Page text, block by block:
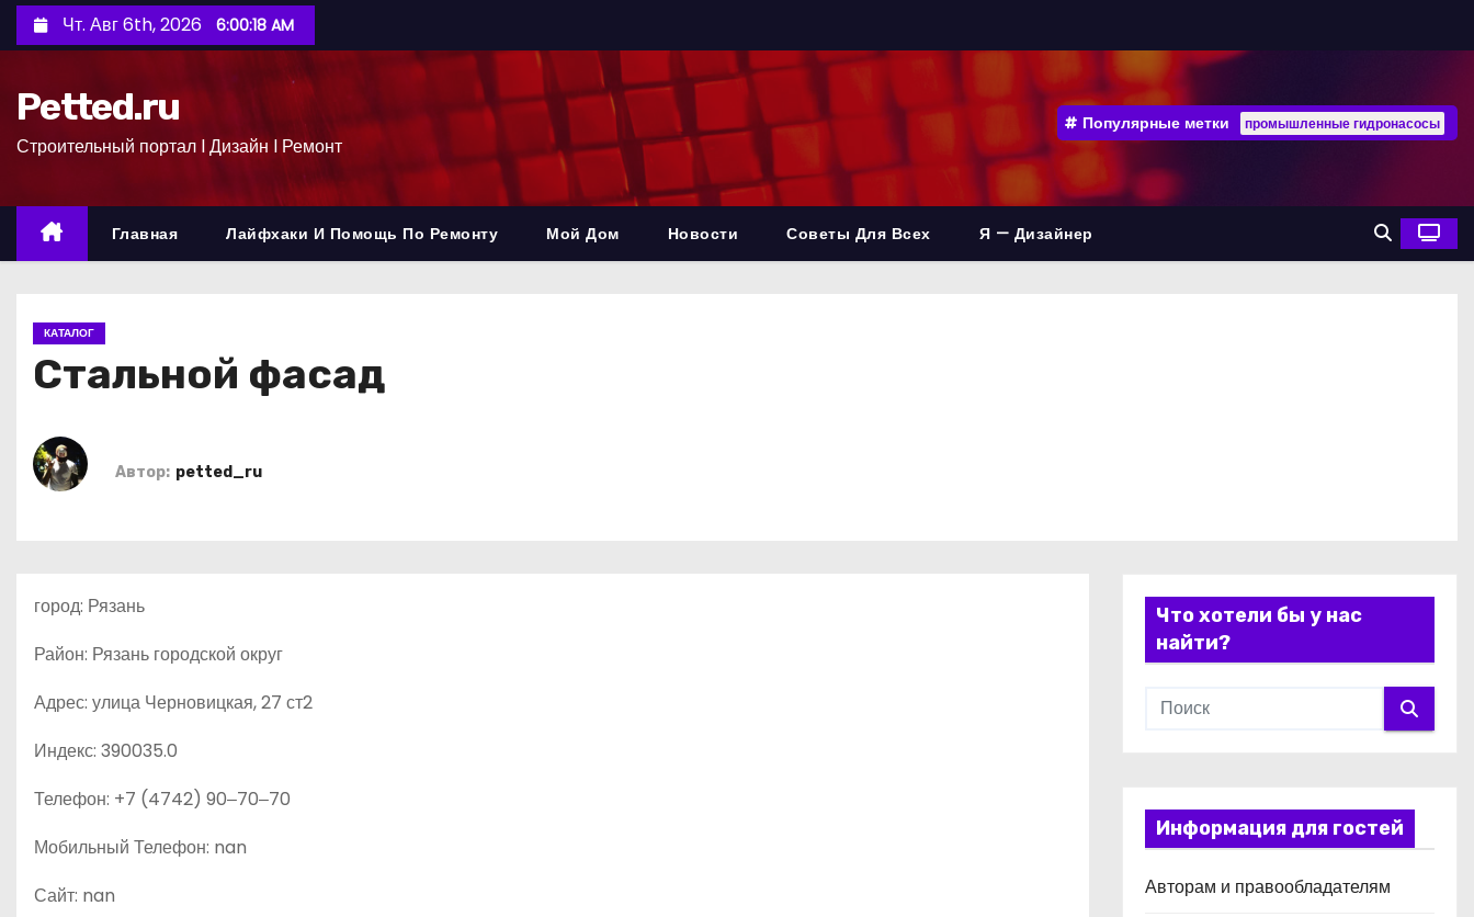
е
с
Чт. Авг 6th, 2026 6:00:19 AM
Petted.ru
Строительный портал l Дизайн l Ремонт
Популярные метки промышленные гидронасосы
Главная Лайфхаки И Помощь По Ремонту Мой Дом Новости Советы Для Всех Я — Дизайнер
КАТАЛОГ
Стальной фасад
Автор: petted_ru
город: Рязань
Район: Рязань городской округ
Адрес: улица Черновицкая, 27 ст2
Индекс: 390035.0
Телефон: +7 (4742) 90‒70‒70
Мобильный Телефон: nan
Сайт: nan
Что хотели бы у нас
найти?
Информация для гостей
Авторам и правообладателям